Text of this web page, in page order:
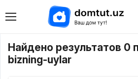
Найдено результатов 0
bizning-uylar